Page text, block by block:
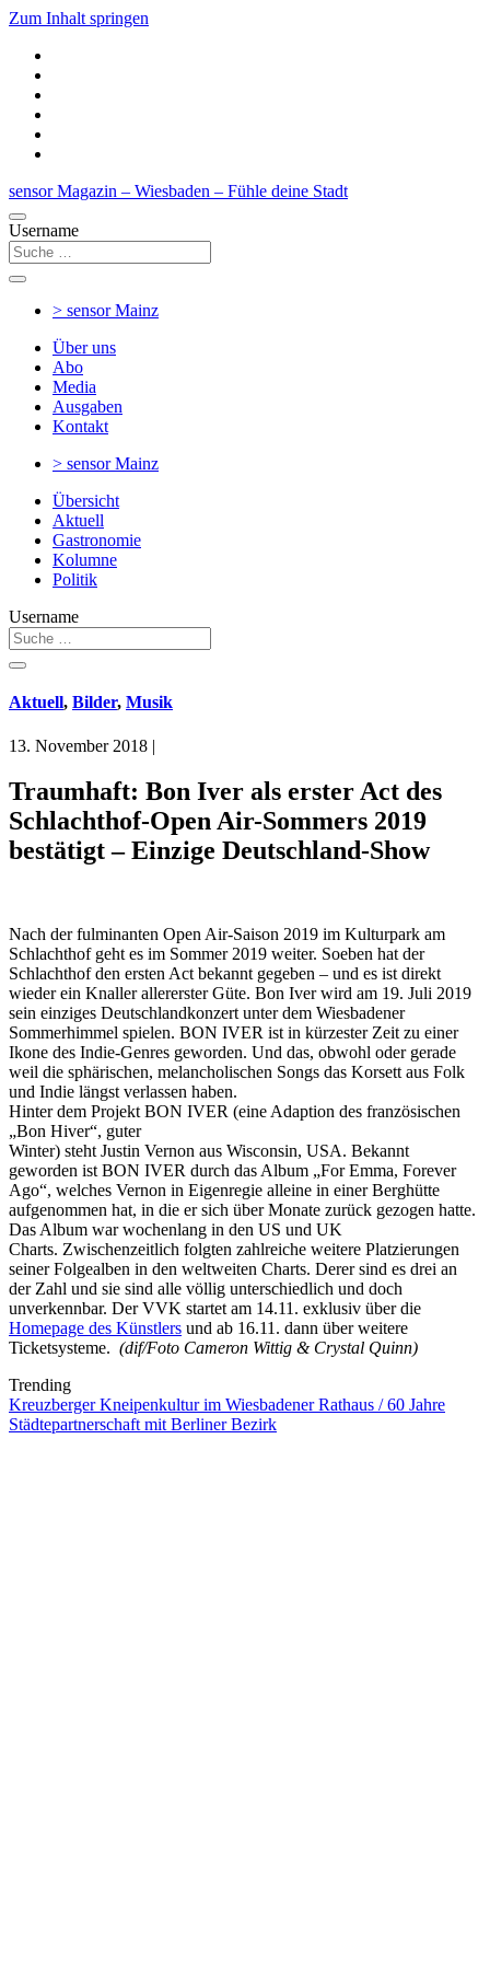
Zum Inhalt springen
sensor Magazin – Wiesbaden – Fühle deine Stadt
Username
> sensorMainz
Über uns
Abo
Media
Ausgaben
Kontakt
> sensorMainz
Übersicht
Aktuell
Gastronomie
Kolumne
Politik
Username
Aktuell, Bilder, Musik
13. November 2018 |
Traumhaft: Bon Iver als erster Act des
Schlachthof-Open Air-Sommers 2019
bestätigt – Einzige Deutschland-Show
Nach der fulminanten Open Air-Saison 2019 im Kulturpark am
Schlachthof geht es im Sommer 2019 weiter. Soeben hat der
Schlachthof den ersten Act bekannt gegeben – und es ist direkt
wieder ein Knaller allererster Güte. Bon Iver wird am 19. Juli 2019
sein einziges Deutschlandkonzert unter dem Wiesbadener
Sommerhimmel spielen. BON IVER ist in kürzester Zeit zu einer
Ikone des Indie-Genres geworden. Und das, obwohl oder gerade
weil die sphärischen, melancholischen Songs das Korsett aus Folk
und Indie längst verlassen haben.
Hinter dem Projekt BON IVER (eine Adaption des französischen
„Bon Hiver“, guter
Winter) steht Justin Vernon aus Wisconsin, USA. Bekannt
geworden ist BON IVER durch das Album „For Emma, Forever
Ago“, welches Vernon in Eigenregie alleine in einer Berghütte
aufgenommen hat, in die er sich über Monate zurück gezogen hatte.
Das Album war wochenlang in den US und UK
Charts. Zwischenzeitlich folgten zahlreiche weitere Platzierungen
seiner Folgealben in den weltweiten Charts. Derer sind es drei an
der Zahl und sie sind alle völlig unterschiedlich und doch
unverkennbar. Der VVK startet am 14.11. exklusiv über die
Homepage des Künstlers und ab 16.11. dann über weitere
Ticketsysteme. (dif/Foto Cameron Wittig & Crystal Quinn)
Trending
Kreuzberger Kneipenkultur im Wiesbadener Rathaus / 60 Jahre
Städtepartnerschaft mit Berliner Bezirk